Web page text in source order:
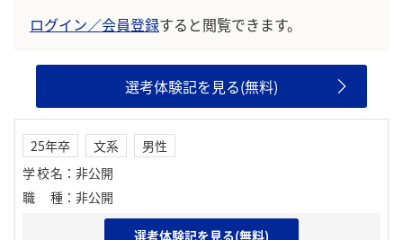
ログイン／会員登録すると閲覧できます。
選考体験記を見る(無料)
25年卒 文系
男性
学校名 ： 非公開
職種 ： 非公開
志望動機
選考体験記を見る(無料)